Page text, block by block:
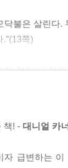
닥불은 살린다
쪽)
한 전작 『블
에 대한 해독
과 안티프래질
완 현상이 사
책! - 대니얼 카
자 급변하는